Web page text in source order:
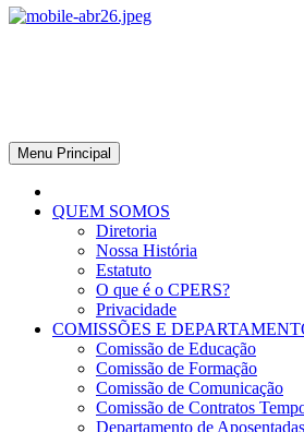
Menu Principal
QUEM SOMOS
Diretoria
Nossa História
Estatuto
O que é o CPERS?
Privacidade
COMISSÕES E
Comissão de Educação
Comissão de Formação
Comissão de Comunicação
Comissão de Contratos
Departamento de